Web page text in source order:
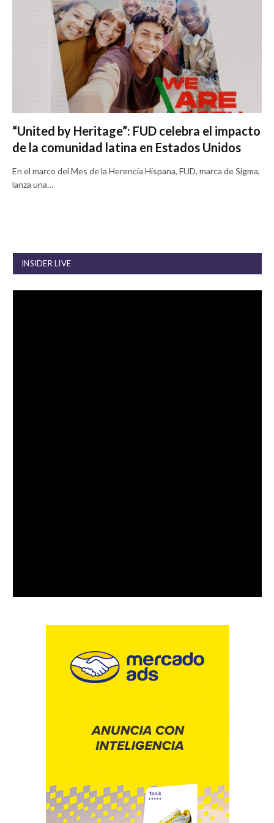
“United by Heritage”: FUD celebra el impacto
de la comunidad latina en Estados Unidos
En el marco del Mes de la Herencia Hispana, FUD, marca de Sigma,
lanza una…
INSIDER LIVE